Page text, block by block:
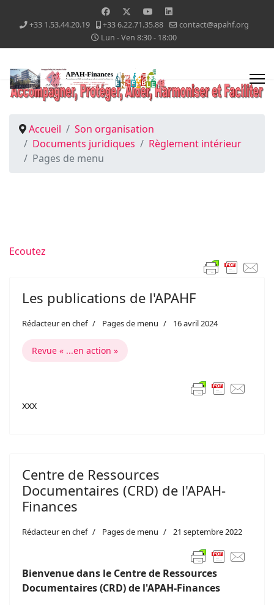
+33 1.53.44.20.19 +33 6.22.71.35.88
contact@apahf.org
Lun - Ven 8:30 - 18:00
Accueil
Son organisation
Documents juridiques
Règlement intérieur
Pages de menu
Ecoutez
Les publications de l'APAHF
Rédacteur en chef Pages de menu 16 avril 2024
Revue « ...en action »
xxx
Centre de Ressources
Documentaires (CRD) de l'APAH-
Finances
Rédacteur en chef Pages de menu 21 septembre 2022
Bienvenue dans le Centre de Ressources
Documentaires (CRD) de l'APAH-Finances